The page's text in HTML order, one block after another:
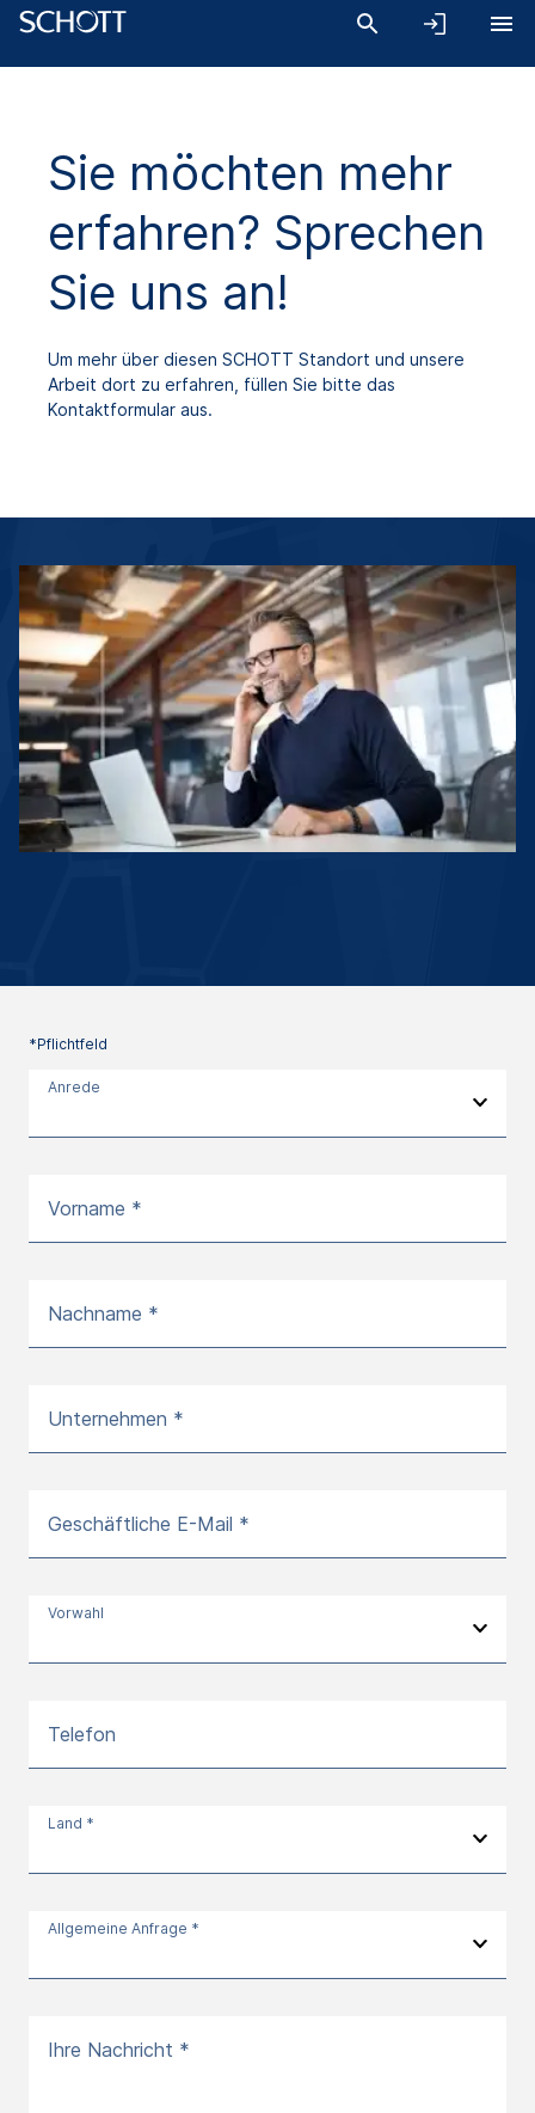
Sie möchten mehr
erfahren? Sprechen
Sie uns an!
Um mehr über diesen SCHOTT Standort und unsere
Arbeit dort zu erfahren, füllen Sie bitte das
Kontaktformular aus.
*Pflichtfeld
Anrede
Vorname *
Nachname *
Unternehmen *
Geschäftliche E-Mail *
Vorwahl
Telefon
Land *
Allgemeine Anfrage *
Ihre Nachricht *